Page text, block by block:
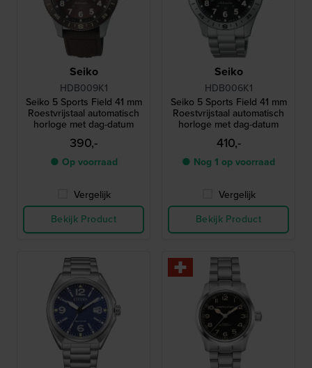
Seiko
HDB009K1
Seiko 5 Sports Field 41 mm
Roestvrijstaal automatisch
horloge met dag-datum
390,-
● Op voorraad
Vergelijk
Bekijk Product
Seiko
HDB006K1
Seiko 5 Sports Field 41 mm
Roestvrijstaal automatisch
horloge met dag-datum
410,-
● Nog 1 op voorraad
Vergelijk
Bekijk Product